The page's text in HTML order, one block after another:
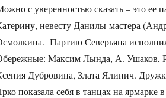
с уверенностью сказать – это ее
невесту Данилы-мастера
Партию Северьяна
Максим Лында, А. Ушаков,
Дубровина, Злата Ялинич.
показала себя в танцах на